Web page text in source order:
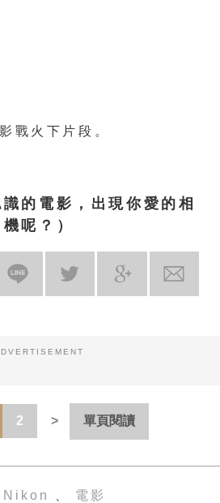
戰火下片段。
識的電影，出現你愛的相
機呢？）
2 單頁閱讀
Nikon 電影